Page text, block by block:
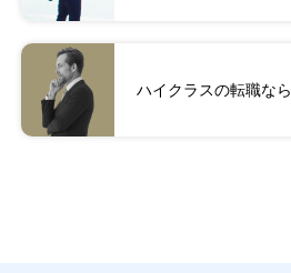
ハイクラスの転職なら